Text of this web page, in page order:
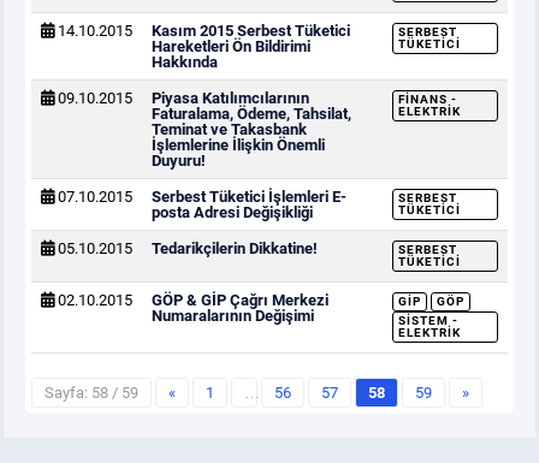
14.10.2015
Kasım 2015 Serbest Tüketici
Hareketleri Ön Bildirimi
Hakkında
SERBEST
TÜKETICI
09.10.2015
Piyasa Katılımcılarının
Faturalama, Ödeme, Tahsilat,
Teminat ve Takasbank
İşlemlerine İlişkin Önemli
Duyuru!
FINANS -
ELEKTRIK
07.10.2015
Serbest Tüketici İşlemleri E-
posta Adresi Değişikliği
SERBEST
TÜKETICI
05.10.2015 Tedarikçilerin Dikkatine!
SERBEST
TÜKETICI
02.10.2015
GÖP & GİP Çağrı Merkezi
Numaralarının Değişimi
GİP
GÖP
SISTEM -
ELEKTRIK
Sayfa: 58 / 59 « 1 … 56 57 58 59 »